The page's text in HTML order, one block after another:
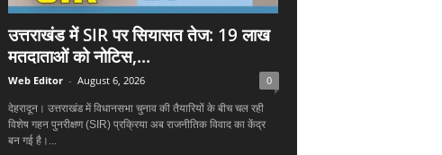
उत्तराखंड में SIR पर सियासत तेज: 19 लाख
मतदाताओं को नोटिस,...
Web Editor - August 6, 2026 0
देहरादून। उत्तराखंड में विधानसभा चुनाव की तैयारियों के बीच चल रही
विशेष गहन पुनरीक्षण (SIR) प्रक्रिया अब राजनीतिक विवाद का केंद्र
बन गई है।...